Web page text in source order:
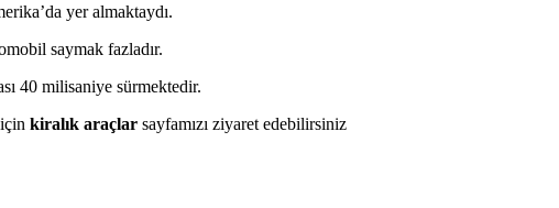
yer almaktaydı.
saymak fazladır.
40 milisaniye sürmektedir.
kiralık araçlar sayfamızı ziyaret edebilirsiniz